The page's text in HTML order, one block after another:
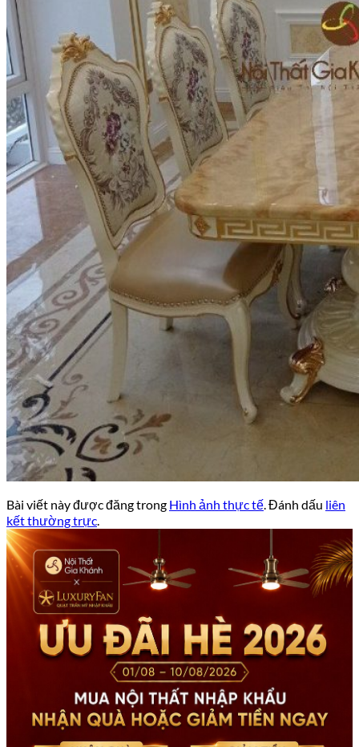
Bài viết này được đăng trong Hình ảnh thực tế. Đánh dấu liên
kết thường trực.